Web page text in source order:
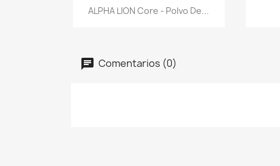
Vista rápida
ALPHA LION Core - Polvo De...
Comentarios (0)